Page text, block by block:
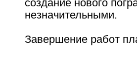
создание нового
незначительными.
Завершение работ